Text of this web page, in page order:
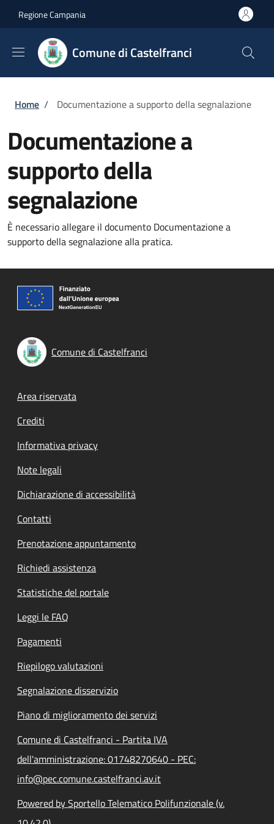
Regione Campania
Comune di Castelfranci
Briciole di pane
Home / Documentazione a supporto della segnalazione
Documentazione a
supporto della
segnalazione
È necessario allegare il documento Documentazione a
supporto della segnalazione alla pratica.
Comune di Castelfranci
Footer menu
Area riservata
Crediti
Informativa privacy
Note legali
Dichiarazione di accessibilità
Contatti
Prenotazione appuntamento
Richiedi assistenza
Statistiche del portale
Leggi le FAQ
Pagamenti
Riepilogo valutazioni
Segnalazione disservizio
Piano di miglioramento dei servizi
Comune di Castelfranci - Partita IVA
dell'amministrazione: 01748270640 - PEC:
info@pec.comune.castelfranci.av.it
Powered by Sportello Telematico Polifunzionale (v.